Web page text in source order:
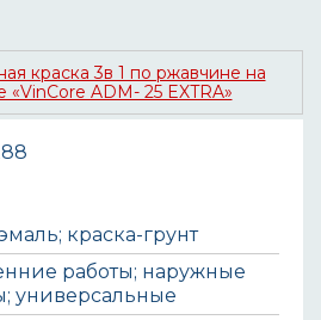
краска-грунт
работы; наружные
универсальные